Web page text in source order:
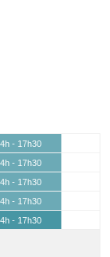
- 17h30
- 17h30
- 17h30
- 17h30
- 17h30